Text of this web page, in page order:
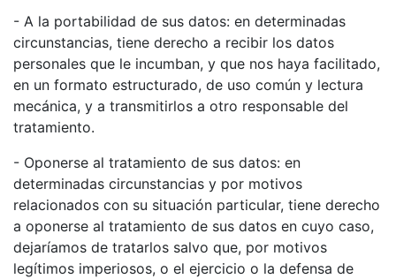
- A la portabilidad de sus datos: en determinadas
circunstancias, tiene derecho a recibir los datos
personales que le incumban, y que nos haya facilitado,
en un formato estructurado, de uso común y lectura
mecánica, y a transmitirlos a otro responsable del
tratamiento.
- Oponerse al tratamiento de sus datos: en
determinadas circunstancias y por motivos
relacionados con su situación particular, tiene derecho
a oponerse al tratamiento de sus datos en cuyo caso,
dejaríamos de tratarlos salvo que, por motivos
legítimos imperiosos, o el ejercicio o la defensa de